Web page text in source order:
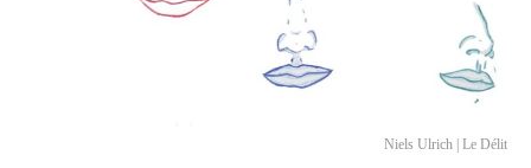
Niels Ulrich | Le Délit